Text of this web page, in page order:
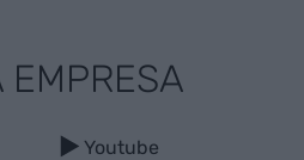
EMPRESA
Youtube